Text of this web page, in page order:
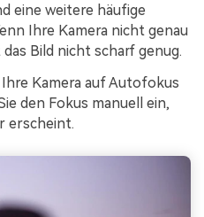
eine weitere häufige
Ihre Kamera nicht genau
Bild nicht scharf genug.
Kamera auf Autofokus
den Fokus manuell ein,
erscheint.